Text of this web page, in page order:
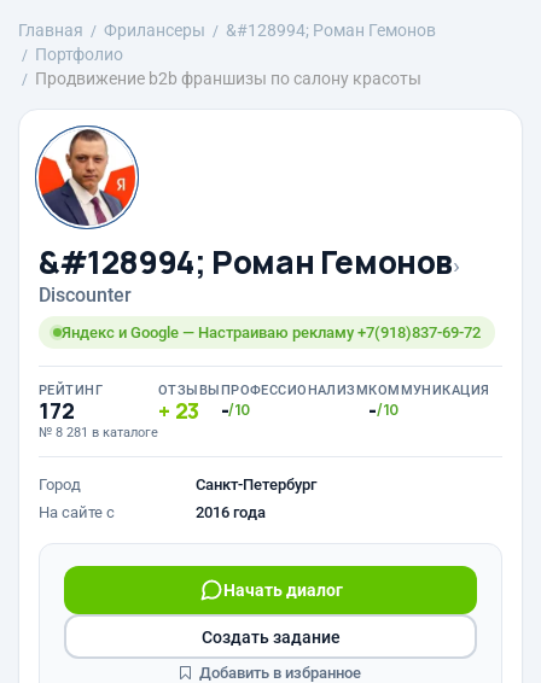
Главная Фрилансеры
&#128994; Роман Гемонов
Портфолио
Продвижение b2b франшизы по салону красоты
&#128994; Роман Гемонов›
Discounter
Яндекс и Google — Настраиваю рекламу +7(918)837-69-72
РЕЙТИНГ
172
№ 8 281 в каталоге
ОТЗЫВЫ
23
ПРОФЕССИОНАЛИЗМ
-/10
КОММУНИКАЦИЯ
-/10
Город
Санкт-Петербург
На сайте с
2016 года
Начать диалог
Создать задание
Добавить в избранное